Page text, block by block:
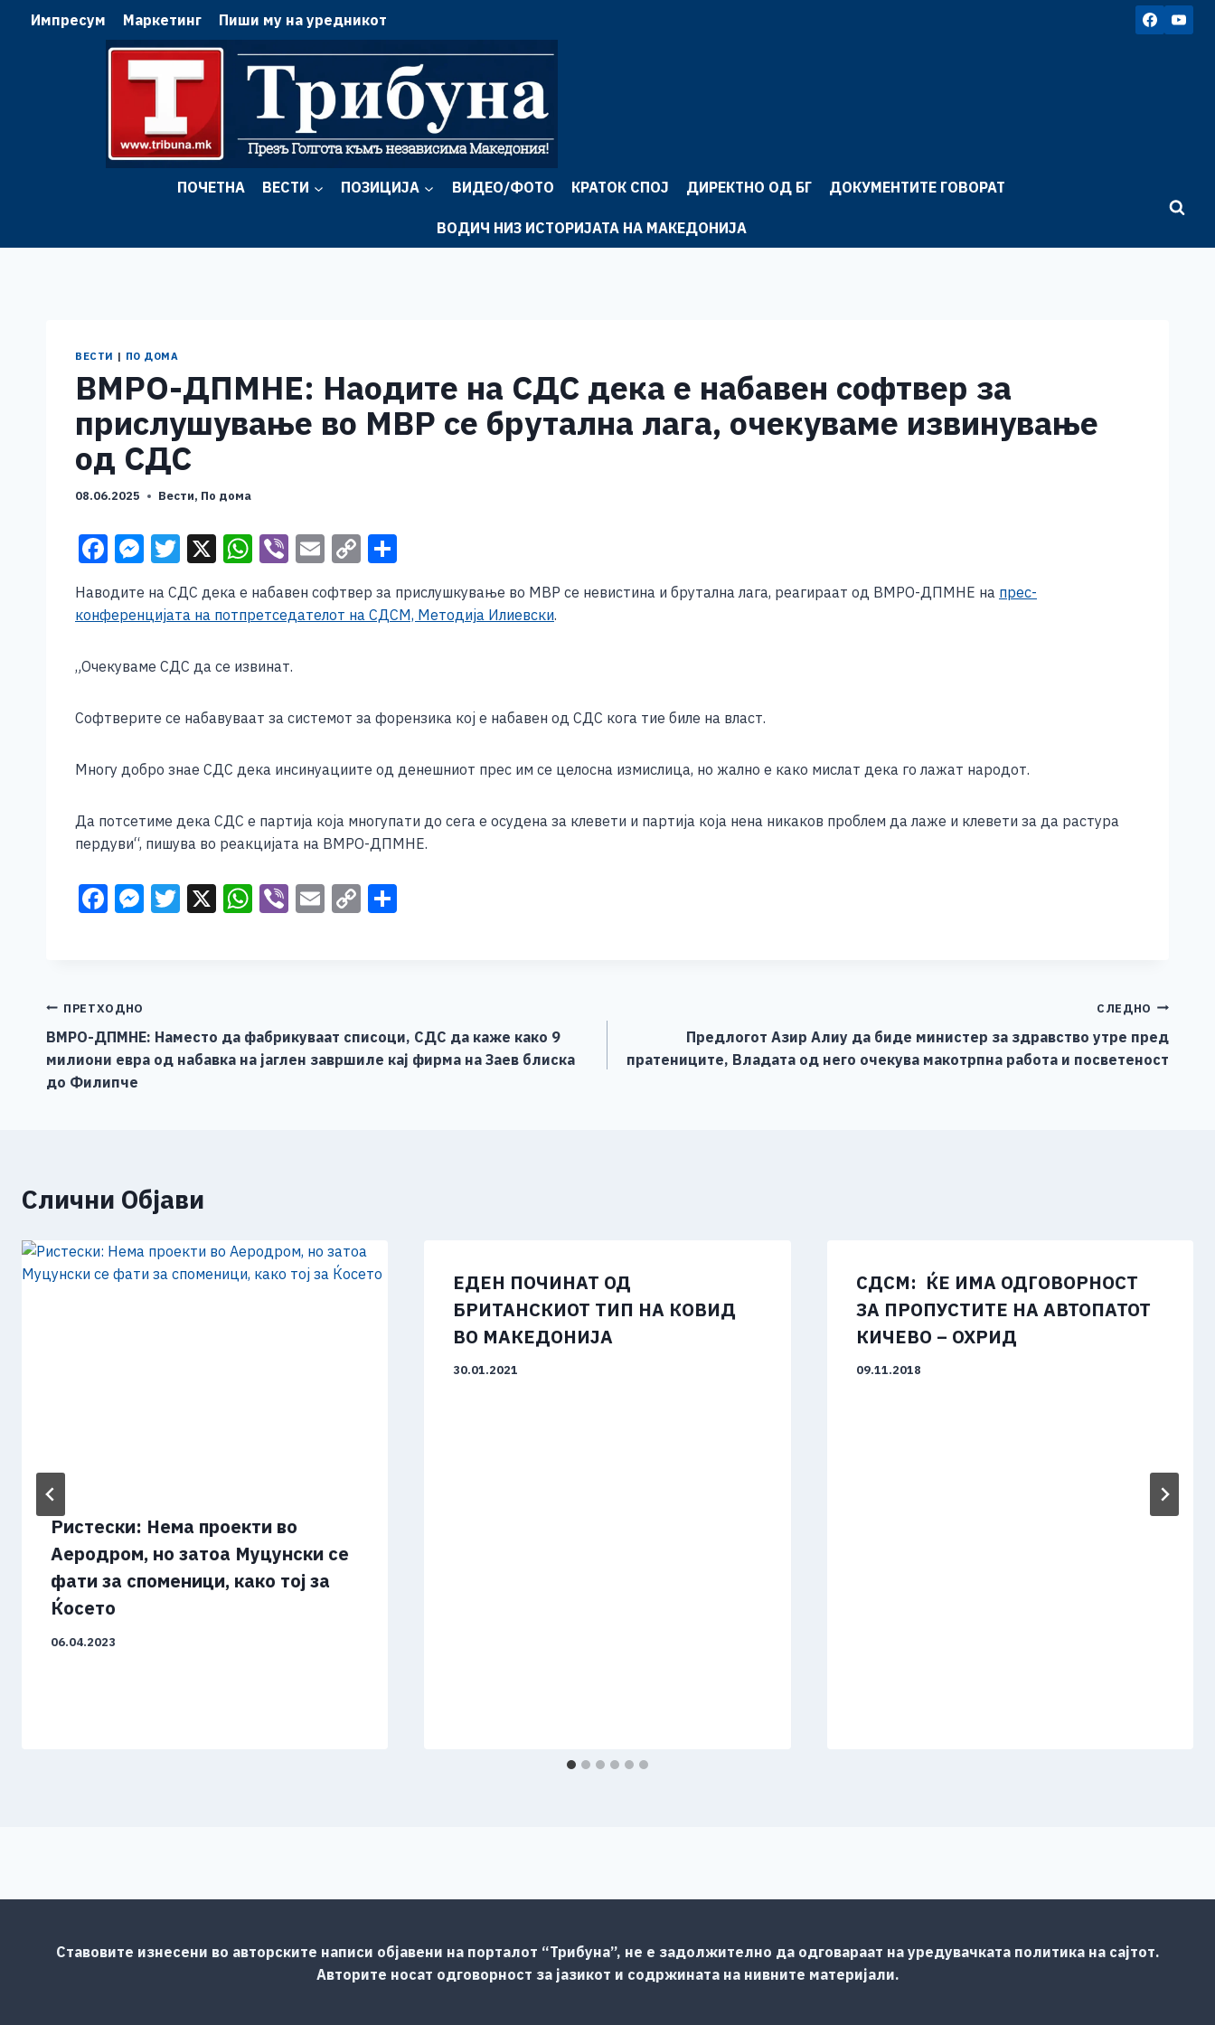
Импресум Маркетинг Пиши му на уредникот
ПОЧЕТНА ВЕСТИ ПОЗИЦИЈА ВИДЕО/ФОТО КРАТОК СПОЈ ДИРЕКТНО ОД БГ ДОКУМЕНТИТЕ ГОВОРАТ
ВОДИЧ НИЗ ИСТОРИЈАТА НА МАКЕДОНИЈА
ВЕСТИ | ПО ДОМА
ВМРО-ДПМНЕ: Наодите на СДС дека е набавен софтвер за
прислушување во МВР се брутална лага, очекуваме извинување
од СДС
08.06.2025 Вести, По дома
F
c
e
b
o
M
ss
e
n
er
T
wi
tt
er
X W
h
at
s
A
p
Vi
er
E
m
ai
l
C
p
y
k
ar
e
Наводите на СДС дека е набавен софтвер за прислушкување во МВР се невистина и брутална лага, реагираат од ВМРО-ДПМНЕ на прес-
конференцијата на потпретседателот на СДСМ, Методија Илиевски.
„Очекуваме СДС да се извинат.
Софтверите се набавуваат за системот за форензика кој е набавен од СДС кога тие биле на власт.
Многу добро знае СДС дека инсинуациите од денешниот прес им се целосна измислица, но жално е како мислат дека го лажат народот.
Да потсетиме дека СДС е партија која многупати до сега е осудена за клевети и партија која нена никаков проблем да лаже и клевети за да растура
пердуви“, пишува во реакцијата на ВМРО-ДПМНЕ.
F
b
o
o
k
M
g
er
T X W
p
p
Vi E C
n
k
Навигација
на
напис
ПРЕТХОДНО
ВМРО-ДПМНЕ: Наместо да фабрикуваат списоци, СДС да каже како 9
милиони евра од набавка на јаглен завршиле кај фирма на Заев блиска
до Филипче
СЛЕДНО
Предлогот Азир Алиу да биде министер за здравство утре пред
пратениците, Владата од него очекува макотрпна работа и посветеност
Слични Објави
Ристески: Нема проекти во
Аеродром, но затоа Муцунски се
фати за споменици, како тој за
Ќосето
06.04.2023
ЕДЕН ПОЧИНАТ ОД
БРИТАНСКИОТ ТИП НА КОВИД
ВО МАКЕДОНИЈА
30.01.2021
СДСМ: ЌЕ ИМА ОДГОВОРНОСТ
ЗА ПРОПУСТИТЕ НА АВТОПАТОТ
КИЧЕВО – ОХРИД
09.11.2018
Ставовите изнесени во авторските написи објавени на порталот “Трибуна”, не е задолжително да одговараат на уредувачката политика на сајтот.
Авторите носат одговорност за јазикот и содржината на нивните материјали.